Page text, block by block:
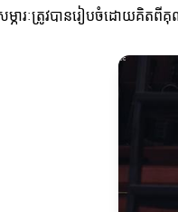
ម្ភារៈត្រូវបានរៀបចំដោយគិត